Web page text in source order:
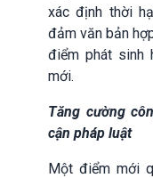
xác định thời
đảm văn bản
điểm phát sinh
mới.
Tăng cường
cận pháp luật
Một điểm mới